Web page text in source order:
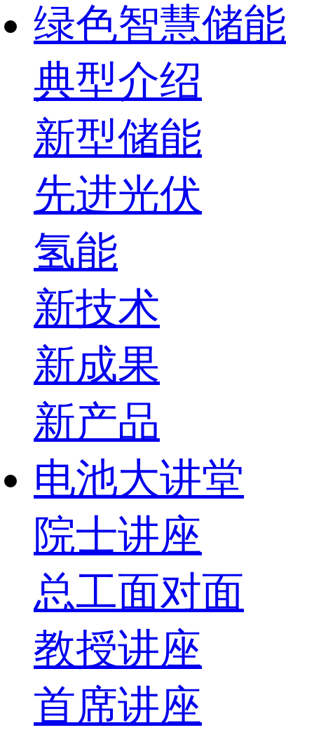
绿色智慧储能
典型介绍
新型储能
先进光伏
氢能
新技术
新成果
新产品
电池大讲堂
院士讲座
总工面对面
教授讲座
首席讲座